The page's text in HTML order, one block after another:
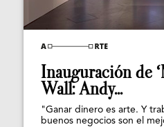
Inauguración de
Wall: Andy...
"Ganar dinero es arte. Y
buenos negocios son el